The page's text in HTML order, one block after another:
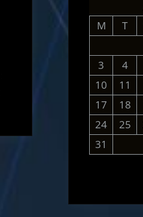
M
T
3
4
10
11
17
18
24
25
31